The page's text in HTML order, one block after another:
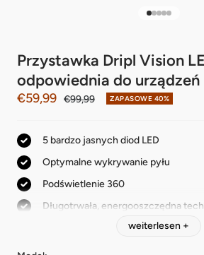
Przystawka Dripl Vision
odpowiednia do urządzeń
Angebotspreis
€59,99 Regulärer
€99,99 ZAPASOWE 40%
5 bardzo jasnych diod LED
Optymalne wykrywanie pyłu
Podświetlenie 360
Długotrwała, energooszczędna
Kompatybilny ze wszystkimi